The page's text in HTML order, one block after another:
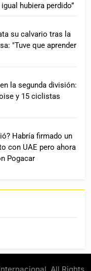
hubiera perdido”
su calvario tras la
"Tuve que aprender
la segunda división:
y 15 ciclistas
Habría firmado un
con UAE pero ahora
Pogacar